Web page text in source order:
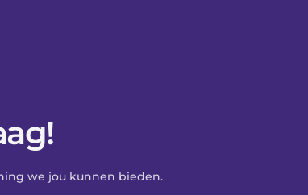
we jou kunnen bieden.